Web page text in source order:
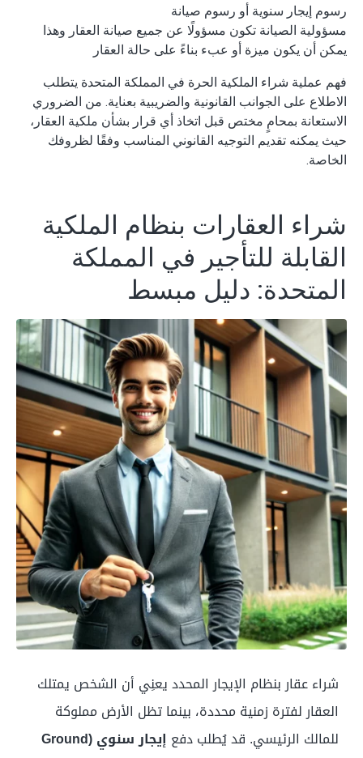
رسوم إيجار سنوية أو رسوم صيانة
مسؤولية الصيانة تكون مسؤولًا عن جميع صيانة العقار وهذا
يمكن أن يكون ميزة أو عبء بناءً على حالة العقار
فهم عملية شراء الملكية الحرة في المملكة المتحدة يتطلب
الاطلاع على الجوانب القانونية والضريبية بعناية. من الضروري
الاستعانة بمحامٍ مختص قبل اتخاذ أي قرار بشأن ملكية العقار،
حيث يمكنه تقديم التوجيه القانوني المناسب وفقًا لظروفك
الخاصة.
شراء العقارات بنظام الملكية
القابلة للتأجير في المملكة
المتحدة: دليل مبسط
شراء عقار بنظام الإيجار المحدد يعنِي أن الشخص يمتلك
العقار لفترة زمنية محددة، بينما تظل الأرض مملوكة
للمالك الرئيسي. قد يُطلب دفع
إيجار سنوي (Ground